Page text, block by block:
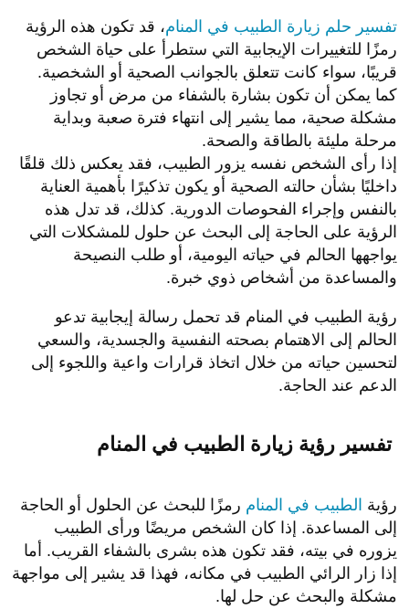
تفسير حلم زيارة الطبيب في المنام، قد تكون هذه الرؤية
رمزًا للتغييرات الإيجابية التي ستطرأ على حياة الشخص
قريبًا، سواء كانت تتعلق بالجوانب الصحية أو الشخصية.
كما يمكن أن تكون بشارة بالشفاء من مرض أو تجاوز
مشكلة صحية، مما يشير إلى انتهاء فترة صعبة وبداية
مرحلة مليئة بالطاقة والصحة.
إذا رأى الشخص نفسه يزور الطبيب، فقد يعكس ذلك قلقًا
داخليًا بشأن حالته الصحية أو يكون تذكيرًا بأهمية العناية
بالنفس وإجراء الفحوصات الدورية. كذلك، قد تدل هذه
الرؤية على الحاجة إلى البحث عن حلول للمشكلات التي
يواجهها الحالم في حياته اليومية، أو طلب النصيحة
والمساعدة من أشخاص ذوي خبرة.
رؤية الطبيب في المنام قد تحمل رسالة إيجابية تدعو
الحالم إلى الاهتمام بصحته النفسية والجسدية، والسعي
لتحسين حياته من خلال اتخاذ قرارات واعية واللجوء إلى
الدعم عند الحاجة.
تفسير رؤية زيارة الطبيب في المنام
رؤية الطبيب في المنام رمزًا للبحث عن الحلول أو الحاجة
إلى المساعدة. إذا كان الشخص مريضًا ورأى الطبيب
يزوره في بيته، فقد تكون هذه بشرى بالشفاء القريب. أما
إذا زار الرائي الطبيب في مكانه، فهذا قد يشير إلى مواجهة
مشكلة والبحث عن حل لها.